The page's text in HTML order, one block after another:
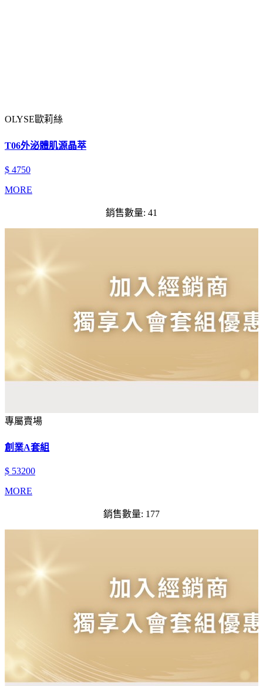
OLYSE歐莉絲
T06外泌體肌源晶萃
$ 4750
MORE
銷售數量: 41
專屬賣場
創業A套組
$ 53200
MORE
銷售數量: 177